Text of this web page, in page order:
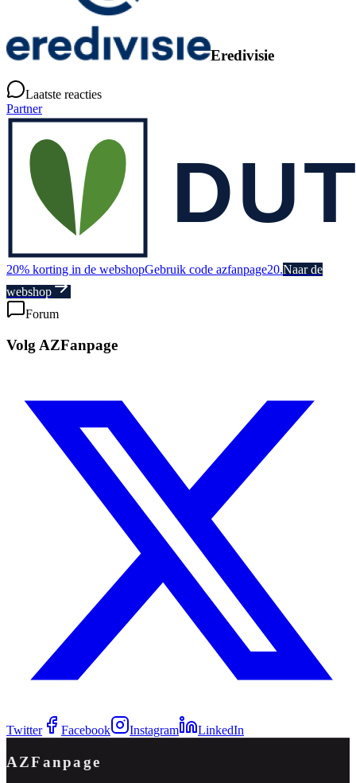
Eredivisie
Laatste reacties
Partner
20% korting in de webshopGebruik code azfanpage20.Naar de
webshop
Forum
Volg AZFanpage
Twitter Facebook Instagram LinkedIn
AZFanpage